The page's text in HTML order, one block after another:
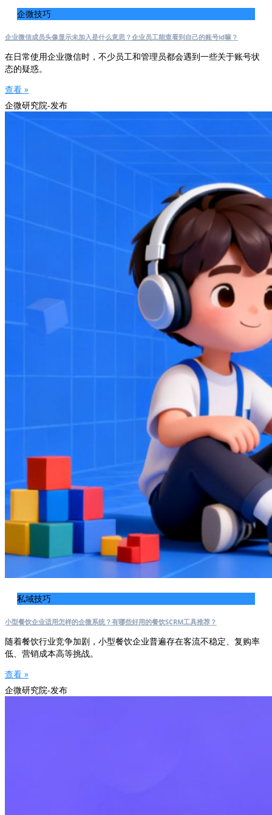
企微技巧
企业微信成员头像显示未加入是什么意思？企业员工能查看到自己的账号id嘛？
在日常使用企业微信时，不少员工和管理员都会遇到一些关于账号状
态的疑惑。
查看 »
企微研究院-发布
私域技巧
小型餐饮企业适用怎样的企微系统？有哪些好用的餐饮SCRM工具推荐？
随着餐饮行业竞争加剧，小型餐饮企业普遍存在客流不稳定、复购率
低、营销成本高等挑战。
查看 »
企微研究院-发布